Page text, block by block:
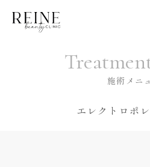
施術メニ
エレクトロポ